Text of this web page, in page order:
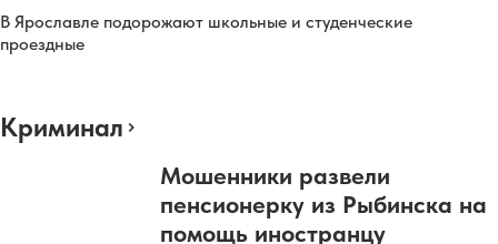
В Ярославле подорожают школьные и студенческие
проездные
Криминал
Мошенники развели
пенсионерку из Рыбинска на
помощь иностранцу